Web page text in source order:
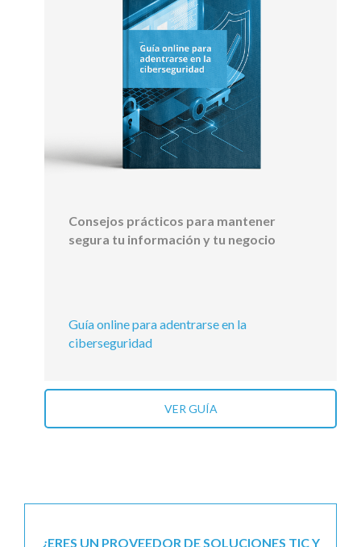
Consejos prácticos para mantener
segura tu información y tu negocio
Guía online para adentrarse en la
ciberseguridad
VER GUÍA
¿ERES UN PROVEEDOR DE SOLUCIONES TIC Y